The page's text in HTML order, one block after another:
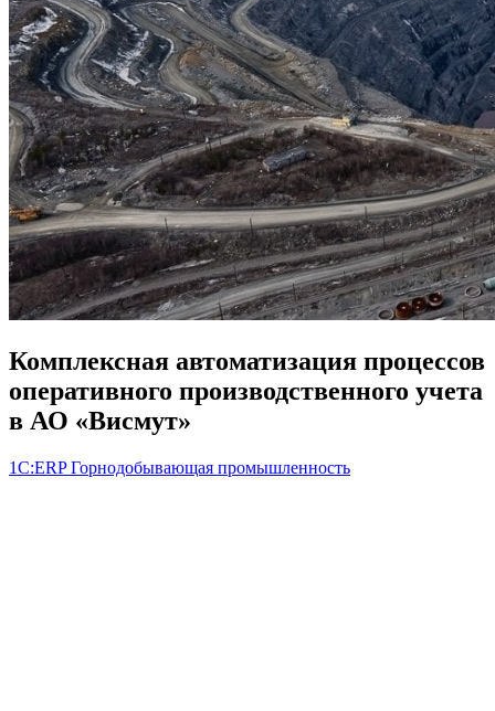
Комплексная автоматизация процессов
оперативного производственного учета
в АО «Висмут»
1С:ERP Горнодобывающая промышленность